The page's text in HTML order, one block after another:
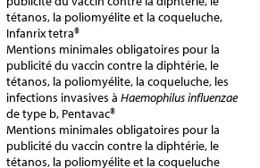
tétanos, la poliomyélite et la coqueluche,
Infanrix tetra®
Mentions minimales obligatoires pour la
publicité du vaccin contre la diphtérie, le
tétanos, la poliomyélite, la coqueluche, les
infections invasives à Haemophilus influenzae
de type b, Pentavac®
Mentions minimales obligatoires pour la
publicité du vaccin contre la diphtérie, le
tétanos, la poliomyélite et la coqueluche